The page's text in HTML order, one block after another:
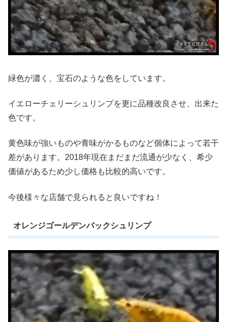
緑色が濃く、宝石のような色をしています。
イエローチェリーシュリンプを更に品種改良させ、出来た
色です。
黄色味が強いものや青味がかるものなど個体によって若干
差があります。2018年現在まだまだ流通が少なく、希少
価値があるため少し価格も比較的高いです。
今後様々な店舗で見られると良いですね！
オレンジゴールデンバックシュリンプ